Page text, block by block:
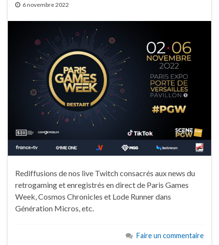
6 novembre 2022
Rediffusions de nos live Twitch consacrés aux news du
retrogaming et enregistrés en direct de Paris Games
Week, Cosmos Chronicles et Lode Runner dans
Génération Micros, etc.
Faire un commentaire